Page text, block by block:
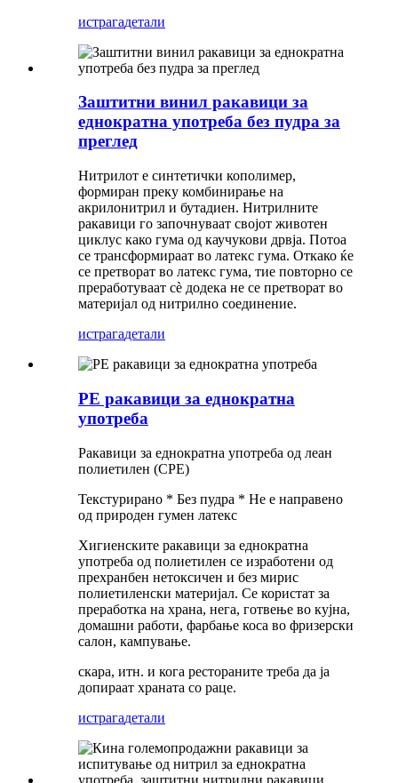
истрагадетали
Заштитни винил ракавици за
еднократна употреба без пудра за
преглед
Нитрилот е синтетички кополимер,
формиран преку комбинирање на
акрилонитрил и бутадиен. Нитрилните
ракавици го започнуваат својот животен
циклус како гума од каучукови дрвја. Потоа
се трансформираат во латекс гума. Откако ќе
се претворат во латекс гума, тие повторно се
преработуваат сè додека не се претворат во
материјал од нитрилно соединение.
истрагадетали
PE ракавици за еднократна
употреба
Ракавици за еднократна употреба од леан
полиетилен (CPE)
Текстурирано * Без пудра * Не е направено
од природен гумен латекс
Хигиенските ракавици за еднократна
употреба од полиетилен се изработени од
прехранбен нетоксичен и без мирис
полиетиленски материјал. Се користат за
преработка на храна, нега, готвење во кујна,
домашни работи, фарбање коса во фризерски
салон, кампување.
скара, итн. и кога рестораните треба да ја
допираат храната со раце.
истрагадетали